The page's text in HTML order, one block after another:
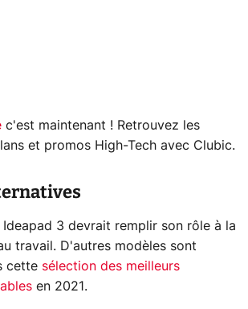
c'est maintenant ! Retrouvez les
et promos High-Tech avec Clubic.
Ideapad 3 devrait remplir son rôle à la
travail. D'autres modèles sont
cette sélection des meilleurs
en 2021.